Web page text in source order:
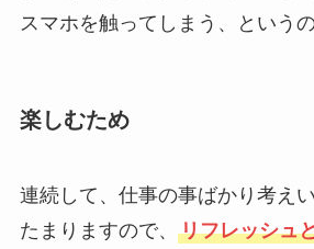
スマホを触ってしまう、という
楽しむため
連続して、仕事の事ばかり考え
たまりますので、 リフレッシュ